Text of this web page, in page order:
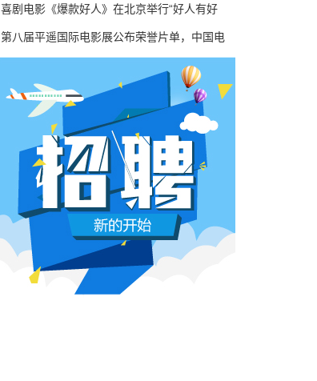
牌都亮出来了。
6月27日 10:01:00
7万部AI短剧一夜下架，广电总局这次是
动真格的
6月24日，广电总局官网挂出了一份文件。没
有发布会，没有吹风会。就这么安安静静地，
把《微短剧发展管理办法（征求意见稿）》摆
到了所有人面前。
本网原创
6月26日 10:03:00
影视行业冷透了：167个人抢一个活，
顶流演员台上求工作
董子健领奖的时候说："我还是演员董子健，有
合适的角色可以找我，档期很空。"刘昊然在台
喜剧电影《爆款好人》在北京举行“好人有好
第八届平遥国际电影展公布荣誉片单，中国电
电影《危机航线》北京首映礼疯上天大获好评
喜剧《爆款好人》举办首映礼，葛优告诫大家
第十届文荣奖曝海报及青年演员扶持计划首批
国庆档电影《出入平安》在北京举办首映礼，
电影《爆款好人》首映礼在北京举行，宁浩葛